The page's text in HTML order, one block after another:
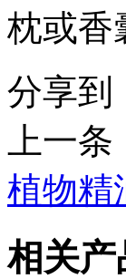
枕或香
分享到
上一条
植物精
相关产